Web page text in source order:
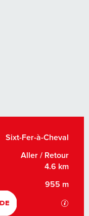
Sixt-Fer-à-Cheval
Aller / Retour
4.6 km
955 m